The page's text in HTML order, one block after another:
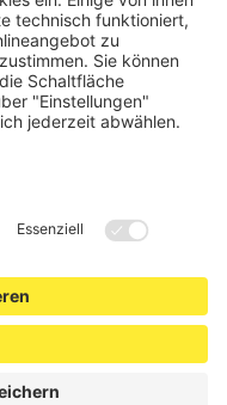
und sichern
wir ein großes
von 48 Stunden
uns